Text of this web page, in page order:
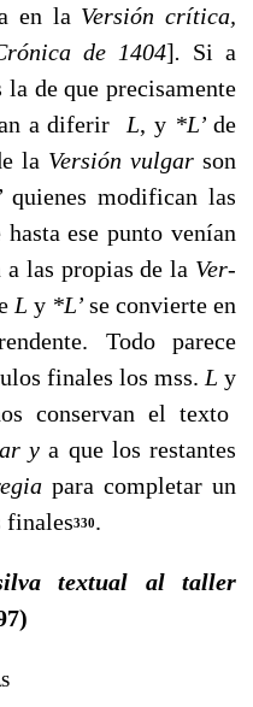
en la Versión crítica,
de 1404]. Si a
la de que precisa­mente
a diferir L, y *L’de
la Versión vulgar son
quienes modifican las
ese punto venían
las propias de la Ver­
Ly *L’ se convierte en
Todo parece
finales los mss. L y
conservan el texto
ya que los restantes
para completar un
finales330.
textual al taller